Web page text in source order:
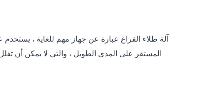
آلة طلاء الفراغ عبارة عن جهاز مهم للغاية ،
المستقر على المدى الطويل ، والتي لا يمكن أن